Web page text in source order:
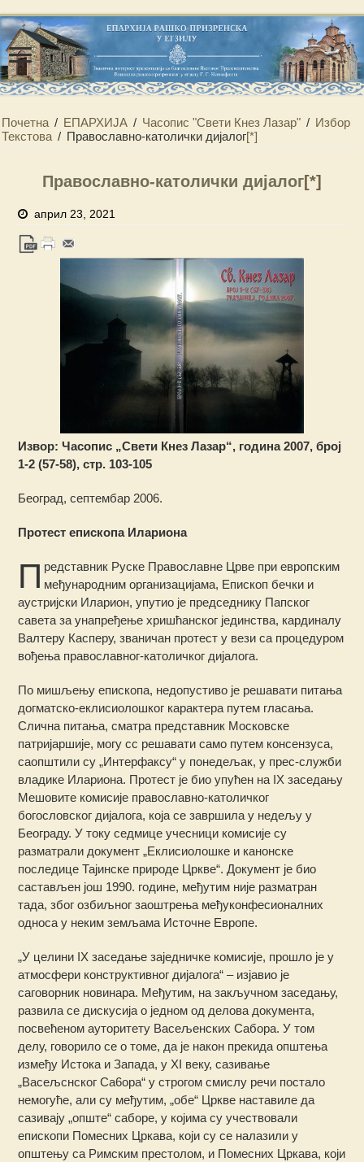
Почетна / ЕПАРХИЈА / Часопис "Свети Кнез Лазар" / Избор
Текстова / Православно-католички дијалог[*]
Православно-католички дијалог[*]
април 23, 2021
Извор: Часопис „Свети Кнез Лазар“, година 2007, број
1-2 (57-58), стр. 103-105
Београд, септембар 2006.
Протест епископа Илариона
П редставник Руске Православне Црве при европским
међународним организацијама, Епископ бечки и
аустријски Иларион, упутио је председнику Папског
савета за унапређење хришћанског јединства, кардиналу
Валтеру Касперу, званичан протест у вези са процедуром
вођења православног-католичког дијалога.
По мишљењу епископа, недопустиво је решавати питања
догматско-еклисиолошког карактера путем гласања.
Слична питања, сматра представник Московске
патријаршије, могу сс решавати само путем консензуса,
саопштили су „Интерфаксу“ у понедељак, у прес-служби
владике Илариона. Протест је био упућен на IX заседању
Мешовите комисије православно-католичког
богословског дијалога, која се завршила у недељу у
Београду. У току седмице учесници комисије су
разматрали документ „Еклисиолошке и канонске
последице Тајинске природе Цркве“. Документ је био
састављен још 1990. године, међутим није разматран
тада, због озбиљног заоштрења међуконфесионалних
односа у неким земљама Источне Европе.
„У целини IХ заседање заједничке комисије, прошло је у
атмосфери конструктивног дијалога“ – изјавио је
саговорник новинара. Међутим, на закључном заседању,
развила се дискусија о једном од делова документа,
посвећеном ауторитету Васељенских Сабора. У том
делу, говорило се о томе, да је након прекида општења
између Истока и Запада, у XI веку, сазивање
„Васељснског Са6ора“ у строгом смислу речи постало
немогуће, али су међутим, „обе“ Цркве наставиле да
сазивају „опште“ саборе, у којима су учествовали
епископи Помесних Цркава, који су се налазили у
општењу са Римским престолом, и Помесних Цркава, који